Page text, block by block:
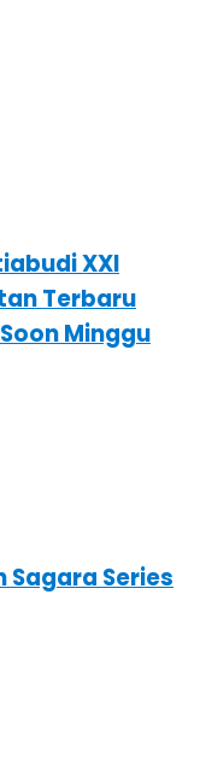
XXI
Terbaru
Minggu
Sagara Series